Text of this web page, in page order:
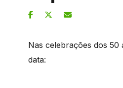
Nas celebrações dos 50
data: